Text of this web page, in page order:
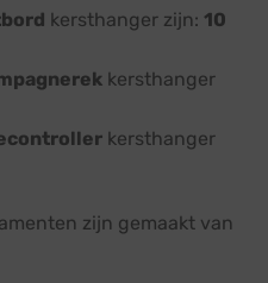
kersthanger zijn: 10
kersthanger
kersthanger
zijn gemaakt van